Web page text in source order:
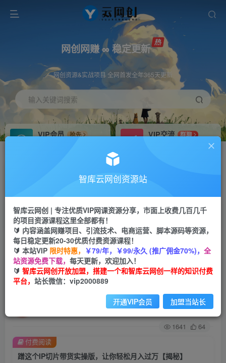
网创网赚 ∞ 稳定更新
网创资源&实战项目 全网首发全年365天更新
输入关键词搜索
VIP会员
抢先
VIP交流
群聊
研究探讨更多创业项目路子。
会员专属推广链接
网赚网创 项目
365天稳定跟新
APP下载
GO
首页 创业课程 会员免费 正文
蹭这个IP切片带货实操版，让你轻松月入过万【揭
秘】
关注 私信
1641 64
蹭这个IP切片带货实操版，让你轻松月入过万【揭秘】
付费阅读
智库云网创资源站
智库云网创 | 专注优质VIP网课资源分享，市面上收费几百几千
的项目资源课程这里全部都有！
🔰 内容涵盖网赚项目、引流技术、电商运营、脚本源码等资源，
每日稳定更新20-30优质付费资源课程！
🔰 本站VIP 限时特惠， ￥79/年，￥99/永久 (推广佣金70%)， 全
站资源免费下载， 每天更新，欢迎加入！
🔰 智库云网创开放加盟，搭建一个和智库云网创一样的知识付费
平台， 站长微信：vip2000889
开通VIP会员 加盟当站长